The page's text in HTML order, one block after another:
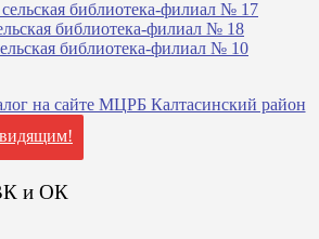
библиотека-филиал № 17
библиотека-филиал № 18
библиотека-филиал № 10
и ОК